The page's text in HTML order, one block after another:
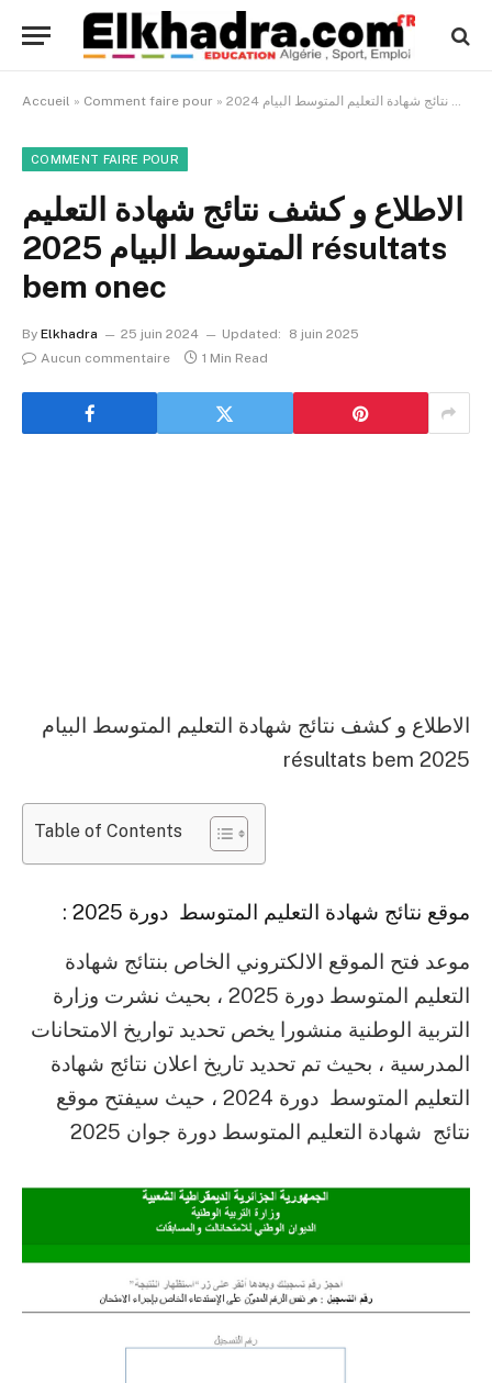
Accueil » Comment faire pour »
COMMENT FAIRE POUR
الاطلاع و كشف نتائج شهادة التعليم
المتوسط البيام 2025 résultats
bem onec
By Elkhadra 25 juin 2024 Updated:
8 juin 2025
Aucun commentaire
1 Min Read
الاطلاع و كشف نتائج شهادة التعليم المتوسط البيام
2025 résultats bem
Table of Contents
موقع نتائج شهادة التعليم المتوسط دورة 2025 :
موعد فتح الموقع الالكتروني الخاص بنتائج شهادة
التعليم المتوسط دورة 2025 ، بحيث نشرت وزارة
التربية الوطنية منشورا يخص تحديد تواريخ الامتحانات
المدرسية ، بحيث تم تحديد تاريخ اعلان نتائج شهادة
التعليم المتوسط دورة 2024 ، حيث سيفتح موقع
نتائج شهادة التعليم المتوسط دورة جوان 2025